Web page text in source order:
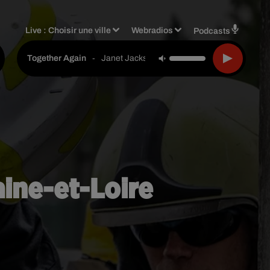
Live :Choisir une ville Webradios Podcasts
Together Again - Janet Jackson
et-Loire